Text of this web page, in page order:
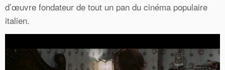
d’œuvre fondateur de tout un pan du cinéma populaire
italien.